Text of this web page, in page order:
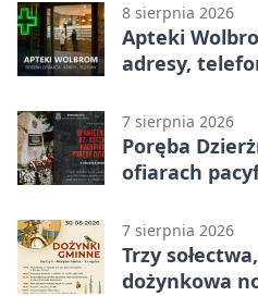
8 sierpnia 2026
Apteki
adresy,
7 sierpnia 2026
Poręba
ofiarach
7 sierpnia 2026
Trzy
dożynkowa